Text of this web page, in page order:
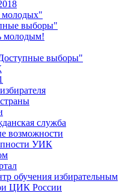
выборы"
молодым!
выборы"
служба
возможности
УИК
обучения избирательным
ЦИК России